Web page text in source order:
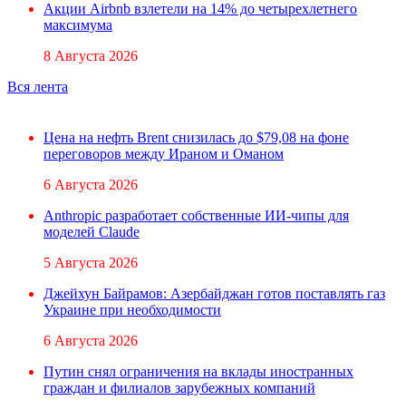
Акции Airbnb взлетели на 14% до четырехлетнего
максимума
8 Августа 2026
Вся лента
Цена на нефть Brent снизилась до $79,08 на фоне
переговоров между Ираном и Оманом
6 Августа 2026
Anthropic разработает собственные ИИ-чипы для
моделей Claude
5 Августа 2026
Джейхун Байрамов: Азербайджан готов поставлять газ
Украине при необходимости
6 Августа 2026
Путин снял ограничения на вклады иностранных
граждан и филиалов зарубежных компаний